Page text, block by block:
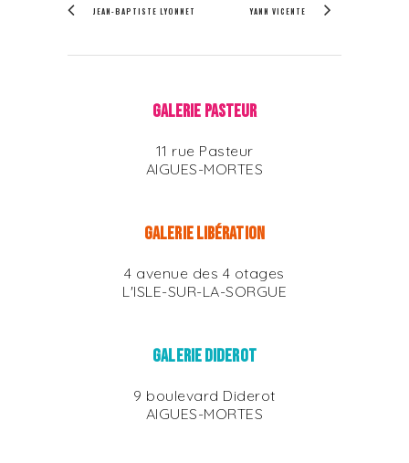
JEAN-BAPTISTE LYONNET YANN VICENTE
GALERIE PASTEUR
11 rue Pasteur
AIGUES-MORTES
GALERIE LIBÉRATION
4 avenue des 4 otages
L'ISLE-SUR-LA-SORGUE
GALERIE DIDEROT
9 boulevard Diderot
AIGUES-MORTES